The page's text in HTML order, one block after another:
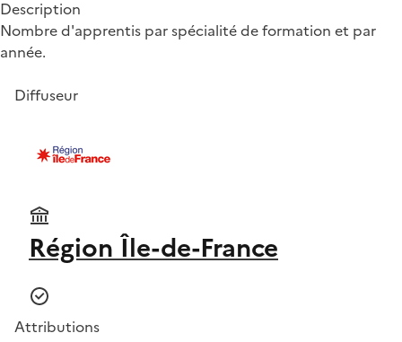
Description
Nombre d'apprentis par spécialité de formation et par
année.
Diffuseur
Région Île-de-France
Attributions